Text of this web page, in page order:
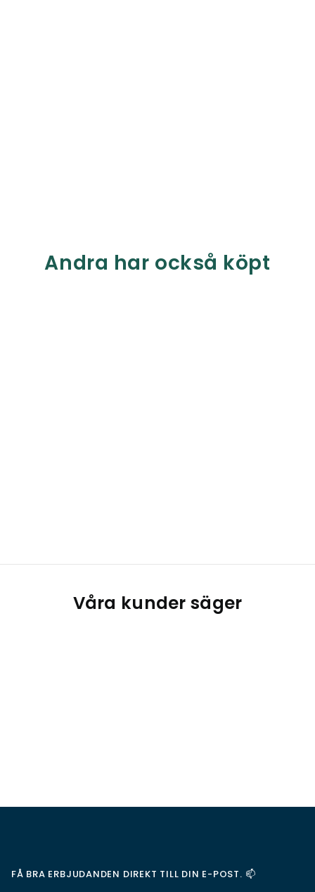
Andra har också köpt
Våra kunder säger
FÅ BRA ERBJUDANDEN DIREKT TILL DIN E-POST. 📫